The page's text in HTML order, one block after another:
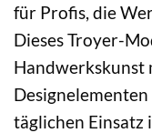
für Profis, die
Dieses Troyer-
Handwerkskunst
täglichen Einsatz